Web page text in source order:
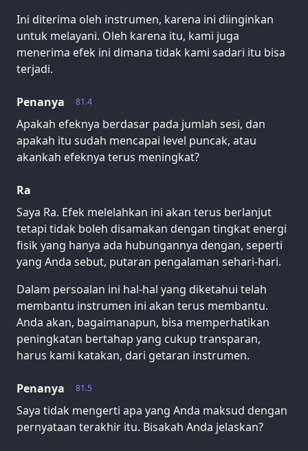
Ini diterima oleh instrumen, karena ini diinginkan
untuk melayani. Oleh karena itu, kami juga
menerima efek ini dimana tidak kami sadari itu bisa
terjadi.
81.4
Penanya
Apakah efeknya berdasar pada jumlah sesi, dan
apakah itu sudah mencapai level puncak, atau
akankah efeknya terus meningkat?
Ra
Saya Ra. Efek melelahkan ini akan terus berlanjut
tetapi tidak boleh disamakan dengan tingkat energi
fisik yang hanya ada hubungannya dengan, seperti
yang Anda sebut, putaran pengalaman sehari-hari.
Dalam persoalan ini hal-hal yang diketahui telah
membantu instrumen ini akan terus membantu.
Anda akan, bagaimanapun, bisa memperhatikan
peningkatan bertahap yang cukup transparan,
harus kami katakan, dari getaran instrumen.
81.5
Penanya
Saya tidak mengerti apa yang Anda maksud dengan
pernyataan terakhir itu. Bisakah Anda jelaskan?